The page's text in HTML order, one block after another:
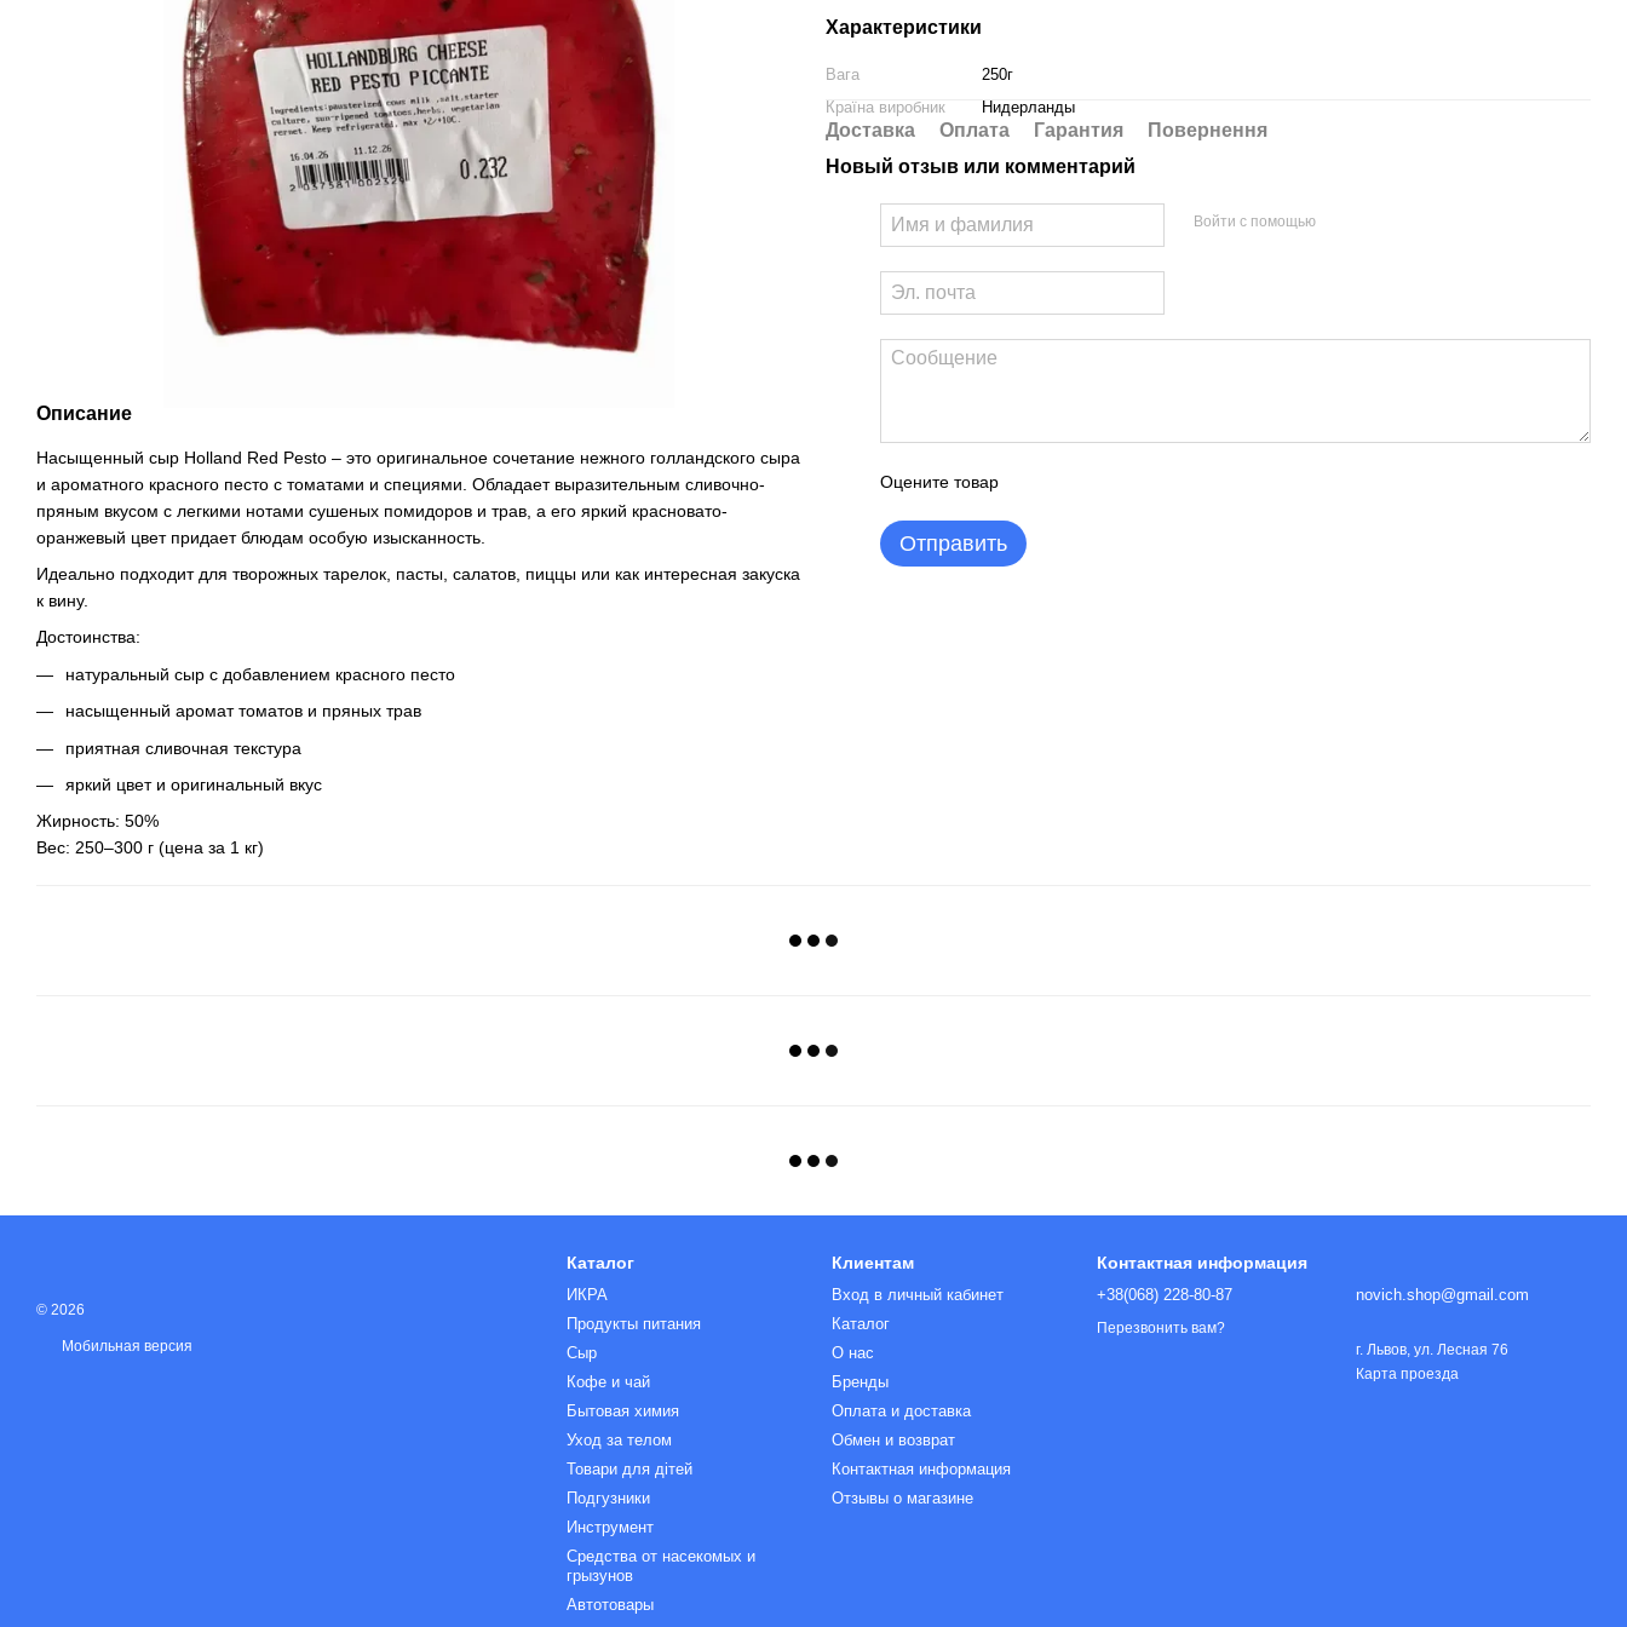
Описание
Насыщенный сыр Holland Red Pesto – это оригинальное сочетание нежного голландского сыра
и ароматного красного песто с томатами и специями. Обладает выразительным сливочно-
пряным вкусом с легкими нотами сушеных помидоров и трав, а его яркий красновато-
оранжевый цвет придает блюдам особую изысканность.
Идеально подходит для творожных тарелок, пасты, салатов, пиццы или как интересная закуска
к вину.
Достоинства:
натуральный сыр с добавлением красного песто
насыщенный аромат томатов и пряных трав
приятная сливочная текстура
яркий цвет и оригинальный вкус
Жирность: 50%
Вес: 250–300 г (цена за 1 кг)
Характеристики
Вага
250г
Країна виробник
Нидерланды
Доставка Оплата Гарантия
Повернення
Новый отзыв или комментарий
Войти с помощью
Оцените товар
Отправить
© 2026
Мобильная версия
Каталог
ИКРА
Продукты питания
Сыр
Кофе и чай
Бытовая химия
Уход за телом
Товари для дітей
Подгузники
Инструмент
Средства от насекомых и
грызунов
Автотовары
Клиентам
Вход в личный кабинет
Каталог
О нас
Бренды
Оплата и доставка
Обмен и возврат
Контактная информация
Отзывы о магазине
Контактная информация
+38(068) 228-80-87
Перезвонить вам?
novich.shop@gmail.com
г. Львов, ул. Лесная 76
Карта проезда